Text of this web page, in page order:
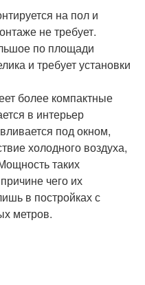
на пол и
не требует.
по площади
и требует установки
более компактные
в интерьер
под окном,
холодного воздуха,
таких
чего их
в постройках с
метров.